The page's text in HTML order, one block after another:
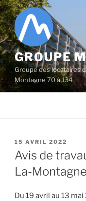
Aller
au
contenu
principal
GROUPE
Groupe des locataires
Montagne 70 à 134
PUBLIÉ
LE
15 AVRIL 2022
Avis de
La-Montagne
Du 19 avril au 13